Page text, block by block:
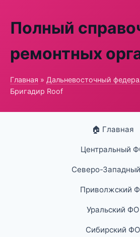
Полный
ремонтных
Главная » Дальневосточный
Бригадир Roof
🏠 Главная
Центральный
Северо-
Приволжский
Уральский ФО
Сибирский ФО